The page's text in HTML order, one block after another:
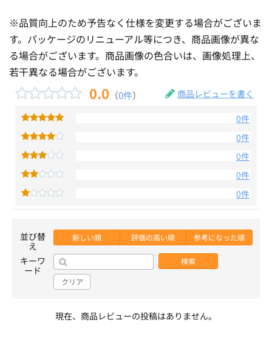
※品質向上のため予告なく仕様を変更する場合がございま
す。パッケージのリニューアル等につき、商品画像が異な
る場合がございます。商品画像の色合いは、画像処理上、
若干異なる場合がございます。
0.0 （0件） 商品レビューを書く
0件
0件
0件
0件
0件
並び替
え
新しい順 評価の高い順 参考になった順
キーワ
ード
検索
クリア
現在、商品レビューの投稿はありません。